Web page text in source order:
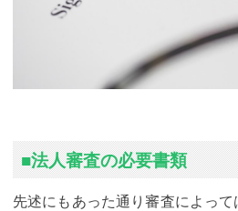
■法人審査の必要書類
先述にもあった通り審査によっ